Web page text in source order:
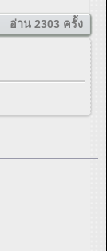
อ่าน 2303 ครั้ง